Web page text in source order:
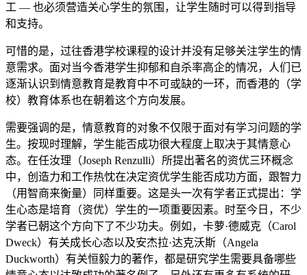
工 — 也必须营造关心学生的氛围，让学生随时可以得到指导
和支持。
可惜的是，过往香港学校课程的设计并没有足够关注学生的情
意需求。面对当今香港学生抑郁和自杀率高企的情况，人们已
逐渐认识到情意教育是教育中不可或缺的一环，而香港的（学
校）教育体系也在朝着这个方向发展。
需要强调的是，情意教育的对象不仅限于面对有学习问题的学
生。按现时理解，学生能否成功很大程度上取决于其情意心
态。在任汝理（Joseph Renzulli）所提出著名的资优三环概念
中，创造力和工作热忱在决定资优学生能否成功方面，跟智力
（用智商来衡量）同样重要。这是头一次有学者正式提出：学
生心态是培育（资优）学生的一项重要因素。时至今日，不少
学者已朝这个方向下了不少功夫。例如，卡萝·德威克（Carol
Dweck）有关成长心态以及安杰拉·达克沃斯（Angela
Duckworth）有关恒毅力的著作，都是研究学生需要具备哪些